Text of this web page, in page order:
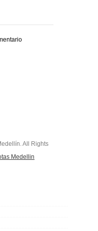
All Rights
Medellin